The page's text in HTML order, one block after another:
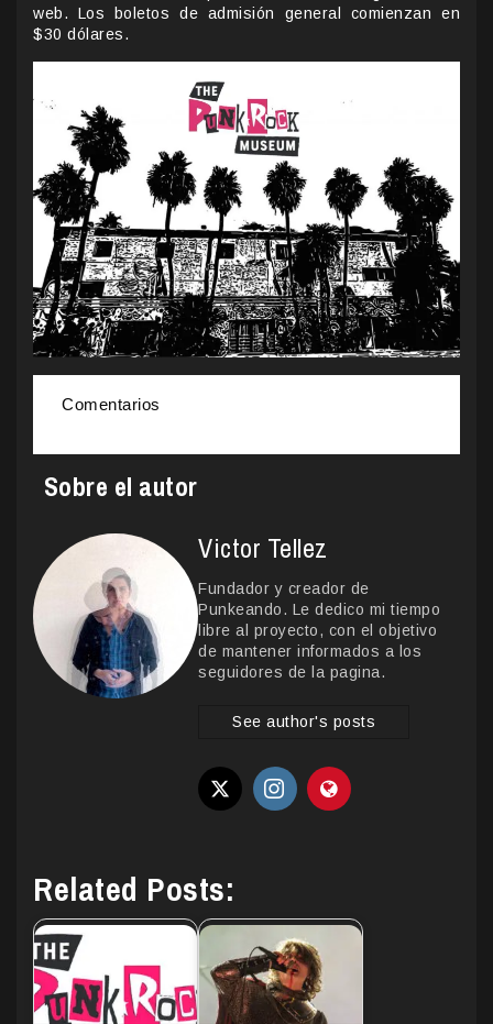
web. Los boletos de admisión general comienzan en
$30 dólares.
Comentarios
Sobre el autor
Victor Tellez
Fundador y creador de
Punkeando. Le dedico mi tiempo
libre al proyecto, con el objetivo
de mantener informados a los
seguidores de la pagina.
See author's posts
Related Posts: